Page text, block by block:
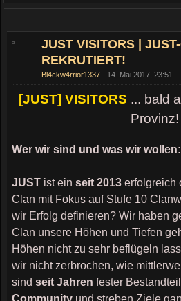
JUST VISITORS |
REKRUTIERT!
Bl4ckw4rrior1337 14. Mai 2017, 23:51
[JUST] VISITORS ... bald
Provinz!
Wer wir sind und was wir wollen:
JUST ist ein seit 2013 erfolgreich
Clan mit Fokus auf Stufe 10
wir Erfolg definieren? Wir haben
Clan unsere Höhen und Tiefen
Höhen nicht zu sehr beflügeln
wir nicht zerbrochen, wie
sind seit Jahren fester
Community und streben Ziele